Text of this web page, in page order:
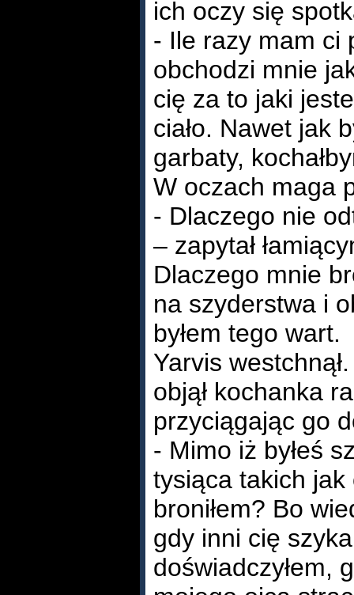
ich oczy się
- Ile razy mam ci
obchodzi mnie
cię za to jaki
ciało. Nawet jak
garbaty,
W oczach maga
- Dlaczego nie
– zapytał
Dlaczego mnie
na szyderstwa i
byłem tego wart.
Yarvis
objął kochanka
przyciągając go
- Mimo iż byłeś
tysiąca takich jak
broniłem? Bo
gdy inni cię
doświadczyłem,